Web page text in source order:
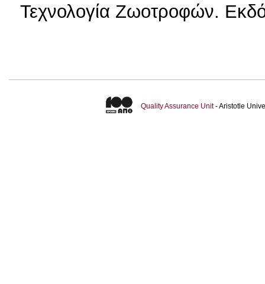
Τεχνολογία Ζωοτροφών.
Quality Assurance Unit- Aristotle